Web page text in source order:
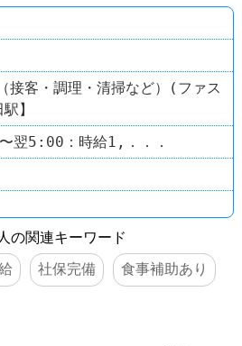
接客・調理・清掃など）(ファス
】
5:00：時給1,．．．
の関連キーワード
社保完備 食事補助あり